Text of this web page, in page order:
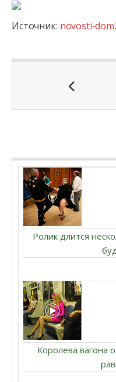
Источник: novosti-
Ролик длится
Королева вагона